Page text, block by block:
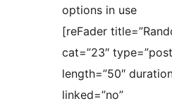
options in use
[reFader
cat=”23″
length=”50″
linked=”no”